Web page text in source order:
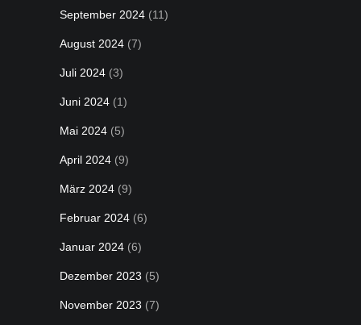
September 2024 (11)
August 2024 (7)
Juli 2024 (3)
Juni 2024 (1)
Mai 2024 (5)
April 2024 (9)
März 2024 (9)
Februar 2024 (6)
Januar 2024 (6)
Dezember 2023 (5)
November 2023 (7)